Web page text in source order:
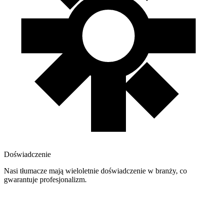
Doświadczenie
Nasi tłumacze mają wieloletnie doświadczenie w branży, co
gwarantuje profesjonalizm.